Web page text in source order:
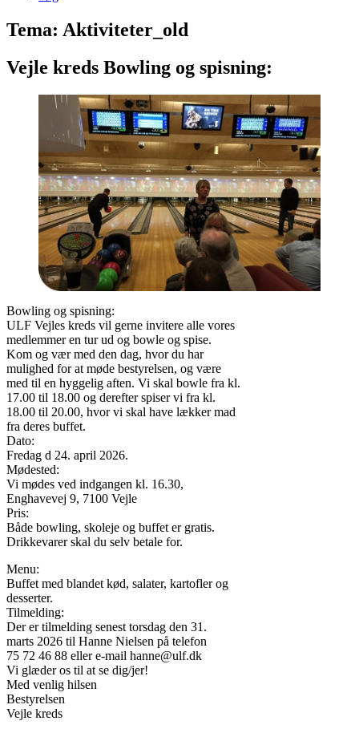
Tema: Aktiviteter_old
Vejle kreds Bowling og spisning:
Bowling og spisning:
ULF Vejles kreds vil gerne invitere alle vores
medlemmer en tur ud og bowle og spise.
Kom og vær med den dag, hvor du har
mulighed for at møde bestyrelsen, og være
med til en hyggelig aften. Vi skal bowle fra kl.
17.00 til 18.00 og derefter spiser vi fra kl.
18.00 til 20.00, hvor vi skal have lækker mad
fra deres buffet.
Dato:
Fredag d 24. april 2026.
Mødested:
Vi mødes ved indgangen kl. 16.30,
Enghavevej 9, 7100 Vejle
Pris:
Både bowling, skoleje og buffet er gratis.
Drikkevarer skal du selv betale for.
Menu:
Buffet med blandet kød, salater, kartofler og
desserter.
Tilmelding:
Der er tilmelding senest torsdag den 31.
marts 2026 til Hanne Nielsen på telefon
75 72 46 88 eller e-mail hanne@ulf.dk
Vi glæder os til at se dig/jer!
Med venlig hilsen
Bestyrelsen
Vejle kreds